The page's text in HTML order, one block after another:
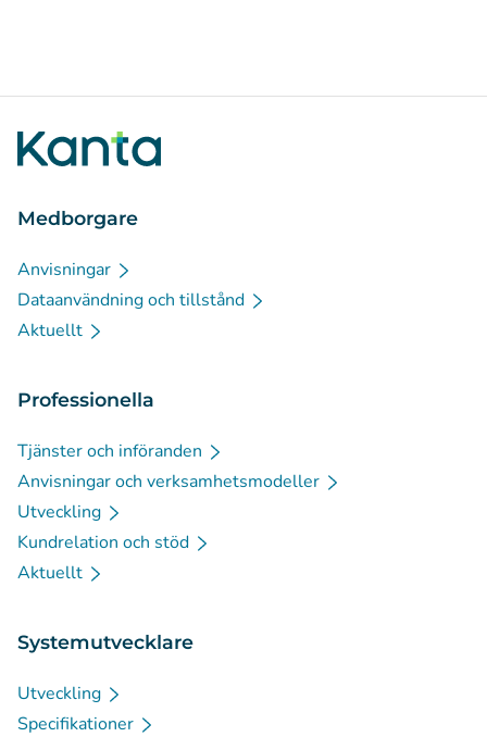
Medborgare
Anvisningar
Dataanvändning och tillstånd
Aktuellt
Professionella
Tjänster och införanden
Anvisningar och verksamhetsmodeller
Utveckling
Kundrelation och stöd
Aktuellt
Systemutvecklare
Utveckling
Specifikationer